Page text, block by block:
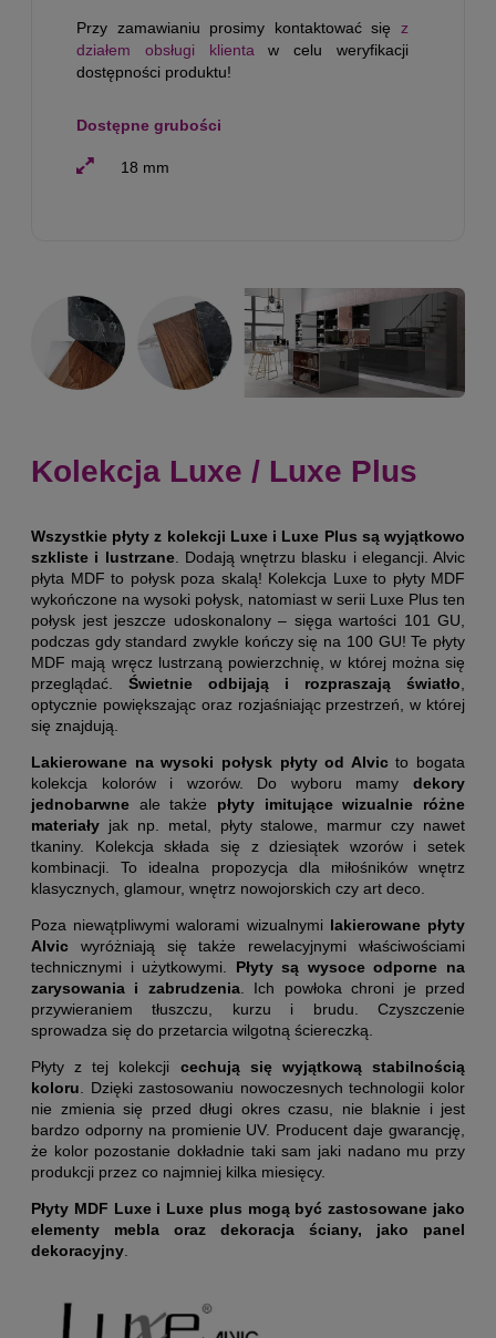
Przy zamawianiu prosimy kontaktować się z
działem obsługi klienta w celu weryfikacji
dostępności produktu!
Dostępne grubości
18 mm
Kolekcja Luxe / Luxe Plus
Wszystkie płyty z kolekcji Luxe i Luxe Plus są wyjątkowo
szkliste i lustrzane. Dodają wnętrzu blasku i elegancji. Alvic
płyta MDF to połysk poza skalą! Kolekcja Luxe to płyty MDF
wykończone na wysoki połysk, natomiast w serii Luxe Plus ten
połysk jest jeszcze udoskonalony – sięga wartości 101 GU,
podczas gdy standard zwykle kończy się na 100 GU! Te płyty
MDF mają wręcz lustrzaną powierzchnię, w której można się
przeglądać. Świetnie odbijają i rozpraszają światło
optycznie powiększając oraz rozjaśniając przestrzeń, w której
się znajdują.
Lakierowane na wysoki połysk płyty od Alvicto bogata
kolekcja kolorów i wzorów. Do wyboru mamy dekory
jednobarwne ale także płyty imitujące wizualnie różne
materiały jak np. metal, płyty stalowe, marmur czy nawet
tkaniny. Kolekcja składa się z dziesiątek wzorów i setek
kombinacji. To idealna propozycja dla miłośników wnętrz
klasycznych, glamour, wnętrz nowojorskich czy art deco.
Poza niewątpliwymi walorami wizualnymi lakierowane płyty
Alvic wyróżniają się także rewelacyjnymi właściwościami
technicznymi i użytkowymi. Płyty są wysoce odporne na
zarysowania i zabrudzenia. Ich powłoka chroni je przed
przywieraniem tłuszczu, kurzu i brudu. Czyszczenie
sprowadza się do przetarcia wilgotną ściereczką.
Płyty z tej kolekcji cechują się wyjątkową stabilnością
koloru . Dzięki zastosowaniu nowoczesnych technologii kolor
nie zmienia się przed długi okres czasu, nie blaknie i jest
bardzo odporny na promienie UV. Producent daje gwarancję,
że kolor pozostanie dokładnie taki sam jaki nadano mu przy
produkcji przez co najmniej kilka miesięcy.
Płyty MDF Luxe i Luxe plus mogą być zastosowane jako
elementy mebla oraz dekoracja ściany, jako panel
dekoracyjny